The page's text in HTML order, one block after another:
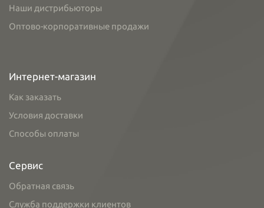
Наши дистрибьюторы
Оптово-корпоративные продажи
Интернет-магазин
Как заказать
Условия доставки
Способы оплаты
Сервис
Обратная связь
Служба поддержки клиентов